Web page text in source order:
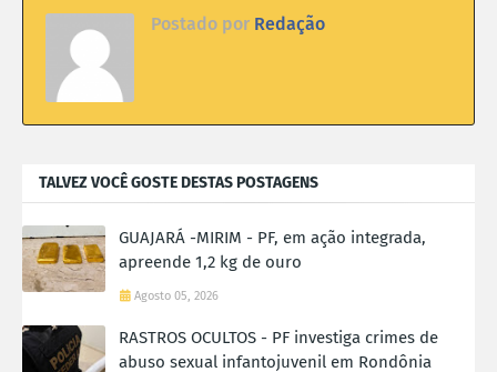
Postado por Redação
TALVEZ VOCÊ GOSTE DESTAS POSTAGENS
GUAJARÁ -MIRIM - PF, em ação integrada,
apreende 1,2 kg de ouro
Agosto 05, 2026
RASTROS OCULTOS - PF investiga crimes de
abuso sexual infantojuvenil em Rondônia